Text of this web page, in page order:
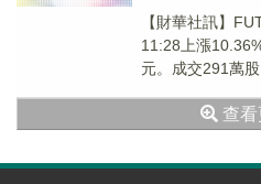
【財華社訊】
11:28上漲
元。成交291萬
查看